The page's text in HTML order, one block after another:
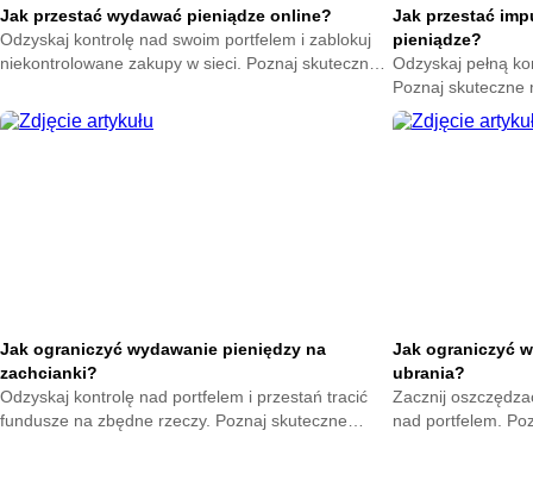
Jak przestać wydawać pieniądze online?
Odzyskaj kontrolę nad swoim portfelem i zablokuj
niekontrolowane zakupy w sieci. Poznaj skuteczne
przycisku kup teraz.
Jak przestać
pieniądze?
Odzyskaj pełną
Poznaj skuteczne
nagłych
oszczędności już
Jak ograniczyć wydawanie pieniędzy na
zachcianki?
Odzyskaj kontrolę nad portfelem i przestań tracić
fundusze na zbędne rzeczy. Poznaj skuteczne
Jak ograniczyć
ubrania?
Zacznij
nad portfelem.